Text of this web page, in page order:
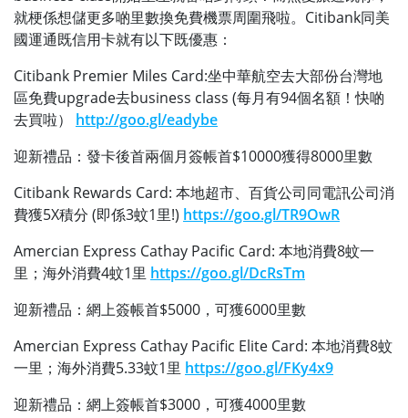
就梗係想儲更多啲里數換免費機票周圍飛啦。Citibank同美
國運通既信用卡就有以下既優惠：
Citibank Premier Miles Card:坐中華航空去大部份台灣地
區免費upgrade去business class (每月有94個名額！快啲
去買啦） http://goo.gl/eadybe
迎新禮品：發卡後首兩個月簽帳首$10000獲得8000里數
Citibank Rewards Card: 本地超市、百貨公司同電訊公司消
費獲5X積分 (即係3蚊1里!) https://goo.gl/TR9OwR
Amercian Express Cathay Pacific Card: 本地消費8蚊一
里；海外消費4蚊1里 https://goo.gl/DcRsTm
迎新禮品：網上簽帳首$5000，可獲6000里數
Amercian Express Cathay Pacific Elite Card: 本地消費8蚊
一里；海外消費5.33蚊1里 https://goo.gl/FKy4x9
迎新禮品：網上簽帳首$3000，可獲4000里數